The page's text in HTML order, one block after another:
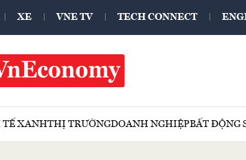
XE VNE TV TECH CONNECT
XANHTHỊ TRƯỜNGDOANH NGHIỆPBẤT ĐỘNG